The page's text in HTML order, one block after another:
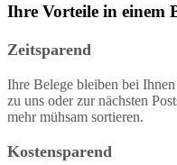
Ihre Vorteile in einem
Zeitsparend
Ihre Belege bleiben bei
zu uns oder zur nächsten
mehr mühsam sortieren.
Kostensparend